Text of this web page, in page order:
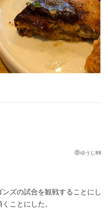
ゆうじ88
ズの試合を観戦することにし
ことにした。
時給：1,140円〜